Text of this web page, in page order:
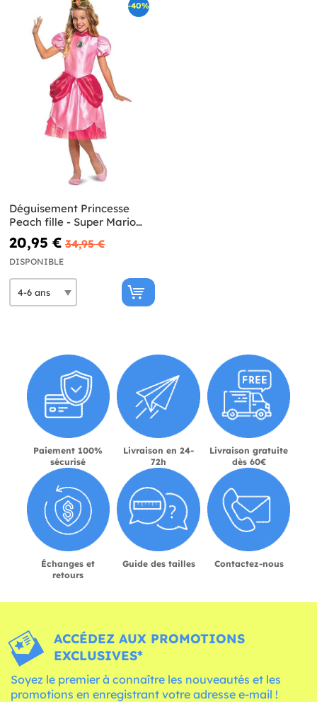
-40%
Déguisement Princesse
Peach fille - Super Mario
Bros
20,95 € 34,95 €
DISPONIBLE
Paiement 100%
sécurisé
Livraison en 24-
72h
Livraison gratuite
dès 60€
Échanges et
retours
Guide des tailles Contactez-nous
ACCÉDEZ AUX PROMOTIONS
EXCLUSIVES*
Soyez le premier à connaître les nouveautés et les
promotions en enregistrant votre adresse e-mail !